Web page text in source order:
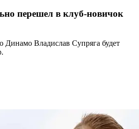
перешел в клуб-новичок
Динамо Владислав Супряга будет